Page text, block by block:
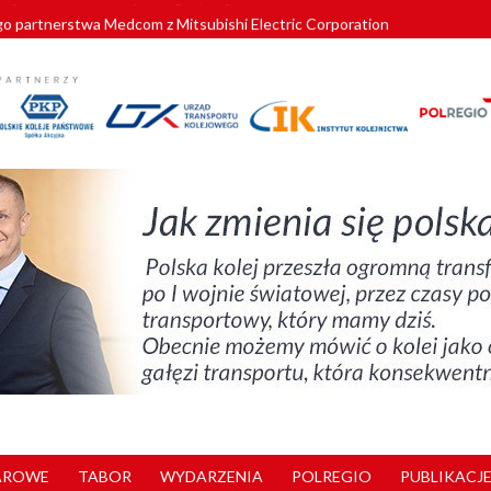
partnerstwa Medcom z Mitsubishi Electric Corporation
znów szuka dostawcy nowych EZT
kolejowych w północnej Wielkopolsce. Łatwiejsze dojazdy do pracy i
nowe standardy kategoryzacji dworców
TABOR WYDARZENIA POLREGIO